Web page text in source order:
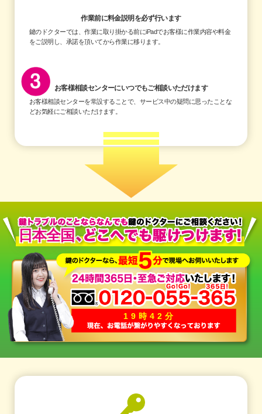
作業前に料金説明を必ず行います
鍵のドクターでは、作業に取り掛かる前にiPadでお客様に作業内容や料金
をご説明し、承諾を頂いてから作業に移ります。
お客様相談センターにいつでもご相談いただけます
お客様相談センターを常設することで、サービス中の疑問に思ったことな
どお気軽にご相談いただけます。
19時42分
日本全国